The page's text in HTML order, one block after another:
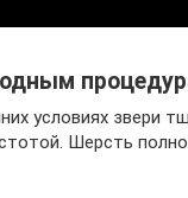
условиях звери
Шерсть